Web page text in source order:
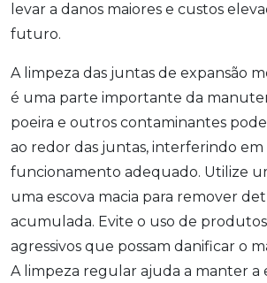
levar a danos maiores e custos
futuro.
A limpeza das juntas de expansão
é uma parte importante da
poeira e outros contaminantes
ao redor das juntas, interferindo em
funcionamento adequado. Utilize
uma escova macia para remover
acumulada. Evite o uso de
agressivos que possam danificar o
A limpeza regular ajuda a manter a